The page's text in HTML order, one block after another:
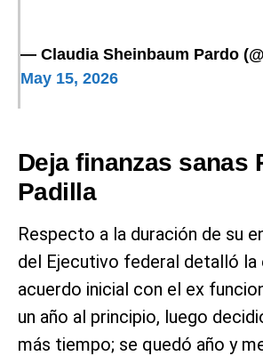
— Claudia Sheinbaum Pardo
May 15, 2026
Deja finanzas sanas
Padilla
Respecto a la duración de su
del Ejecutivo federal detalló la
acuerdo inicial con el ex
un año al principio, luego
más tiempo; se quedó año y